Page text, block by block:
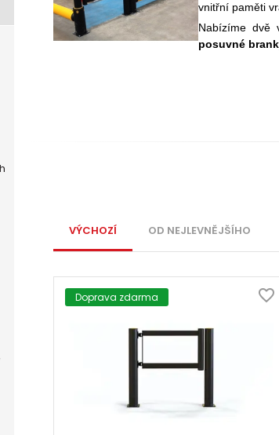
vnitřní paměti
Nabízíme dvě
posuvné
VÝCHOZÍ OD NEJLEVNĚJŠÍHO
Doprava zdarma